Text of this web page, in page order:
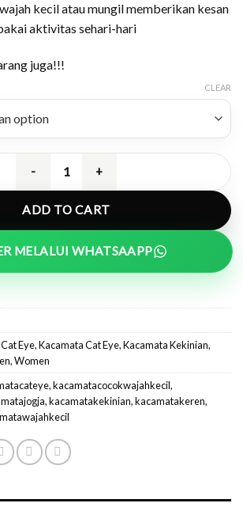
kecil atau mungil memberikan kesan
aktivitas sehari-hari
juga!!!
CLEAR
Kacamata Semi Cat Eye Cocok
ADD TO CART
MELALUI WHATSAAPP
Eye,Kacamata Cat Eye,Kacamata Kekinian,
,Women
,kacamatacocokwajahkecil,
,kacamatakekinian,kacamatakeren,